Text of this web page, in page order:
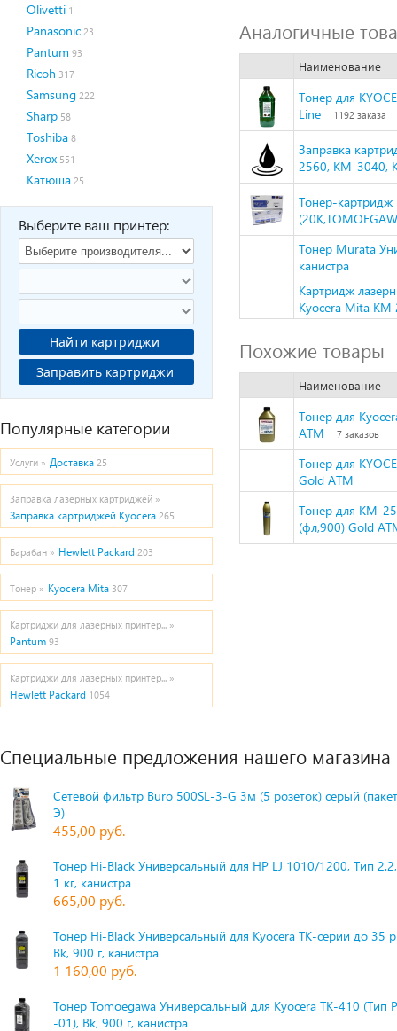
Olivetti 1
Panasonic 23
Pantum 93
Ricoh 317
Samsung 222
Sharp 58
Toshiba 8
Xerox 551
Катюша 25
Выберите ваш принтер:
Найти картриджи
Заправить картриджи
Популярные категории
Услуги » Доставка 25
Заправка лазерных картриджей »
Заправка картриджей Kyocera 265
Барабан » Hewlett Packard 203
Тонер » Kyocera Mita 307
Картриджи для лазерных принтер... »
Pantum 93
Картриджи для лазерных принтер... »
Hewlett Packard 1054
Аналогичные
Наименование
Тонер для
Line
1192 заказа
Заправка
2560, KM-3040,
Тонер-
Тонер Murata
канистра
Картридж
Kyocera Mita
Похожие товары
Наименование
Тонер для
ATM
7 заказов
Тонер для
Gold ATM
Тонер для KM-
(фл,900) Gold
Специальные предложения нашего магазина
Сетевой фильтр Buro 500SL-3-G 3м (5 розеток) серый
Э)
455,00 руб.
Тонер Hi-Black Универсальный для HP LJ 1010/1200, Тип
1 кг, канистра
665,00 руб.
Тонер Hi-Black Универсальный для Kyocera TK-серии до 35
Bk, 900 г, канистра
1 160,00 руб.
Тонер Tomoegawa Универсальный для Kyocera TK-410 (Тип
-01), Bk, 900 г, канистра